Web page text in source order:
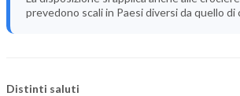
prevedono scali in Paesi diversi da quello
Distinti saluti